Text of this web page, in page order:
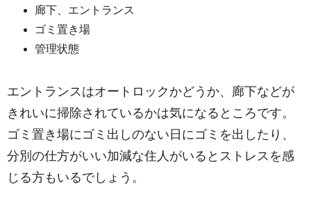
廊下、エントランス
ゴミ置き場
管理状態
エントランスはオートロックかどうか、廊下などが
きれいに掃除されているかは気になるところです。
ゴミ置き場にゴミ出しのない日にゴミを出したり、
分別の仕方がいい加減な住人がいるとストレスを感
じる方もいるでしょう。